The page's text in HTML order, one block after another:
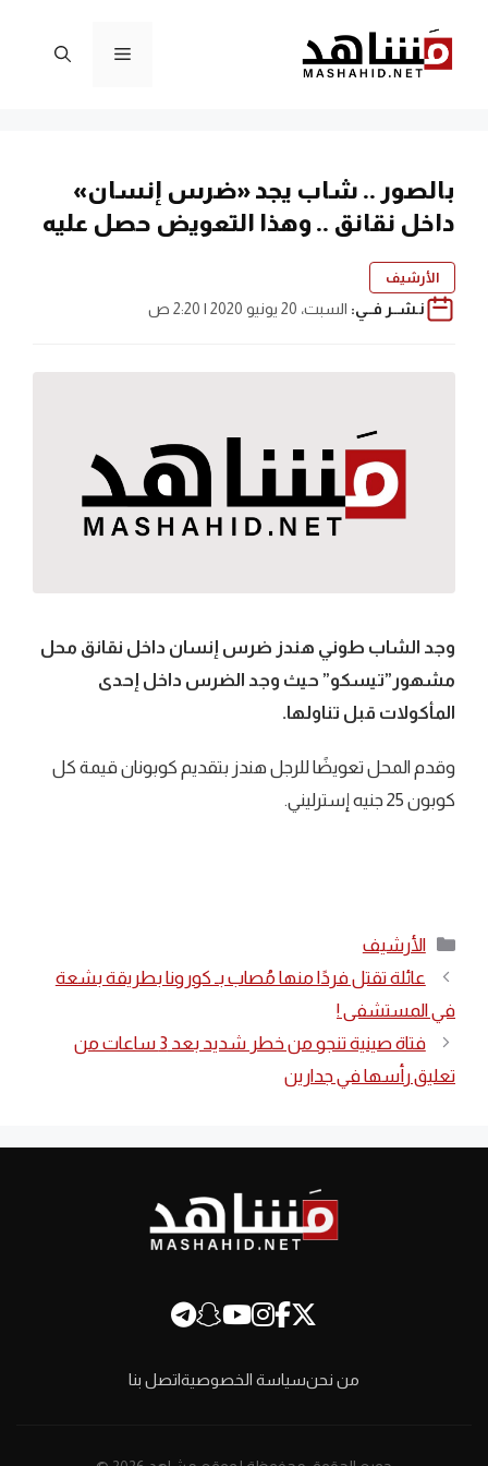
المحتوى
القائمة
بالصور .. شاب يجد «ضرس إنسان»
داخل نقانق .. وهذا التعويض حصل عليه
الأرشيف
نـشــر فــي: السبت، 20 يونيو 2020 | 2:20 ص
وجد الشاب طوني هندز ضرس إنسان داخل نقانق محل
مشهور”تيسكو” حيث وجد الضرس داخل إحدى
المأكولات قبل تناولها.
وقدم المحل تعويضًا للرجل هندز بتقديم كوبونان قيمة كل
كوبون 25 جنيه إسترليني.
التصنيفات
الأرشيف
عائلة تقتل فردًا منها مُصاب بـ كورونا بطريقة بشعة
في المستشفى !
فتاة صينية تنجو من خطر شديد بعد 3 ساعات من
تعليق رأسها في جدارين
من نحنسياسة الخصوصيةاتصل بنا